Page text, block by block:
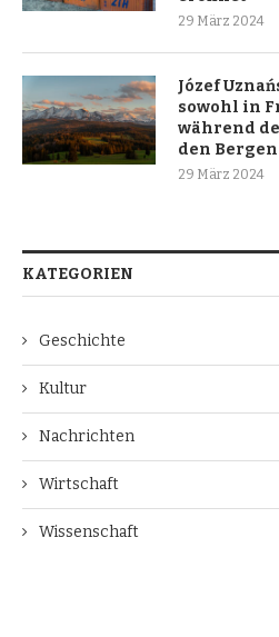
29 März 2024
Józef
sowohl in
während
den
29 März 2024
KATEGORIEN
Geschichte
Kultur
Nachrichten
Wirtschaft
Wissenschaft